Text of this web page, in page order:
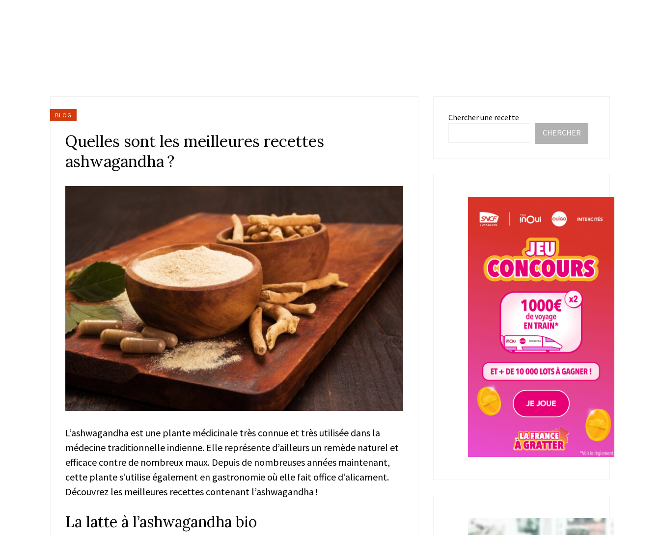
BLOG
Quelles sont les meilleures recettes
ashwagandha ?
L’ashwagandha est une plante médicinale très connue et très utilisée dans la
médecine traditionnelle indienne. Elle représente d’ailleurs un remède naturel et
efficace contre de nombreux maux. Depuis de nombreuses années maintenant,
cette plante s’utilise également en gastronomie où elle fait office d’alicament.
Découvrez les meilleures recettes contenant l’ashwagandha !
La latte à l’ashwagandha bio
Chercher une recette
CHERCHER